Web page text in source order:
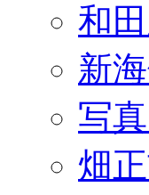
和
新
写
畑